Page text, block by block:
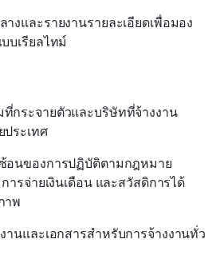
งและรายงานรายละเอียดเพื่อมอง
บเรียลไทม์
กระจายตัวและบริษัทที่จ้างงาน
ระเทศ
อนของการปฏิบัติตามกฎหมาย
ารจ่ายเงินเดือน และสวัสดิการได้
าพ
านและเอกสารสำหรับการจ้างงานทั่ว